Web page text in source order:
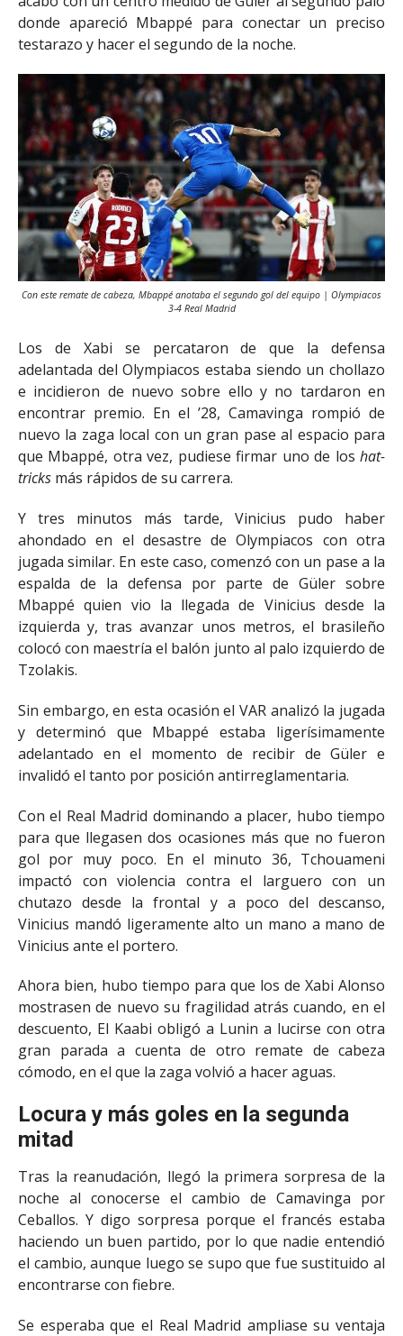
donde apareció Mbappé para conectar un preciso
testarazo y hacer el segundo de la noche.
Con este remate de cabeza, Mbappé anotaba el segundo gol del equipo | Olympiacos
3-4 Real Madrid
Los de Xabi se percataron de que la defensa
adelantada del Olympiacos estaba siendo un chollazo
e incidieron de nuevo sobre ello y no tardaron en
encontrar premio. En el ’28, Camavinga rompió de
nuevo la zaga local con un gran pase al espacio para
que Mbappé, otra vez, pudiese firmar uno de los hat-
tricks más rápidos de su carrera.
Y tres minutos más tarde, Vinicius pudo haber
ahondado en el desastre de Olympiacos con otra
jugada similar. En este caso, comenzó con un pase a la
espalda de la defensa por parte de Güler sobre
Mbappé quien vio la llegada de Vinicius desde la
izquierda y, tras avanzar unos metros, el brasileño
colocó con maestría el balón junto al palo izquierdo de
Tzolakis.
Sin embargo, en esta ocasión el VAR analizó la jugada
y determinó que Mbappé estaba ligerísimamente
adelantado en el momento de recibir de Güler e
invalidó el tanto por posición antirreglamentaria.
Con el Real Madrid dominando a placer, hubo tiempo
para que llegasen dos ocasiones más que no fueron
gol por muy poco. En el minuto 36, Tchouameni
impactó con violencia contra el larguero con un
chutazo desde la frontal y a poco del descanso,
Vinicius mandó ligeramente alto un mano a mano de
Vinicius ante el portero.
Ahora bien, hubo tiempo para que los de Xabi Alonso
mostrasen de nuevo su fragilidad atrás cuando, en el
descuento, El Kaabi obligó a Lunin a lucirse con otra
gran parada a cuenta de otro remate de cabeza
cómodo, en el que la zaga volvió a hacer aguas.
Locura y más goles en la segunda
mitad
Tras la reanudación, llegó la primera sorpresa de la
noche al conocerse el cambio de Camavinga por
Ceballos. Y digo sorpresa porque el francés estaba
haciendo un buen partido, por lo que nadie entendió
el cambio, aunque luego se supo que fue sustituido al
encontrarse con fiebre.
Se esperaba que el Real Madrid ampliase su ventaja